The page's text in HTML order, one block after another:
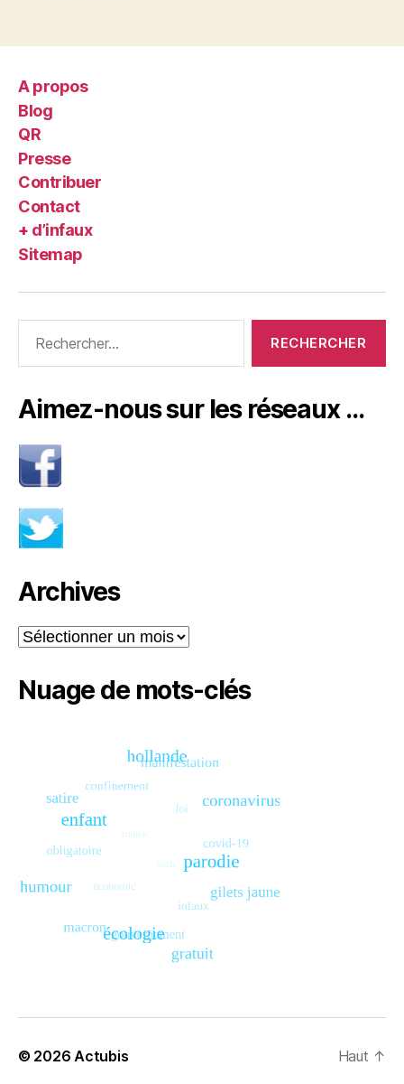
A propos
Blog
QR
Presse
Contribuer
Contact
+ d’infaux
Sitemap
Aimez-nous sur les réseaux …
Archives
Archives
Nuage de mots-clés
© 2026 Actubis Haut ↑